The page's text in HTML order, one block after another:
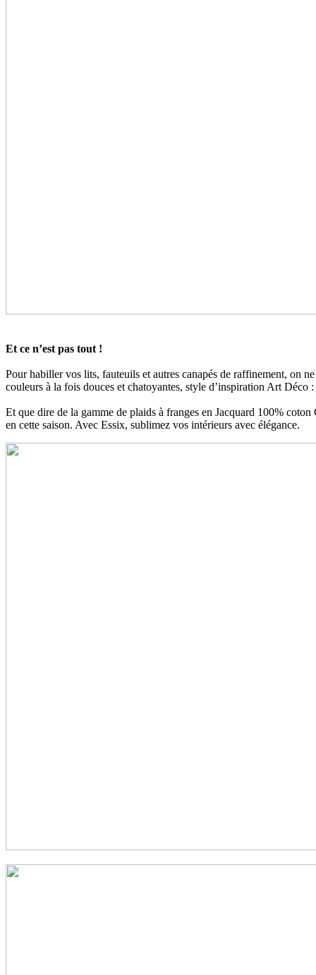
Et ce n’est pas tout !
Pour habiller vos lits, fauteuils et autres canapés de raffinement, on
couleurs à la fois douces et chatoyantes, style d’inspiration Art Déco
Et que dire de la gamme de plaids à franges en Jacquard 100%
en cette saison. Avec Essix, sublimez vos intérieurs avec élégance.